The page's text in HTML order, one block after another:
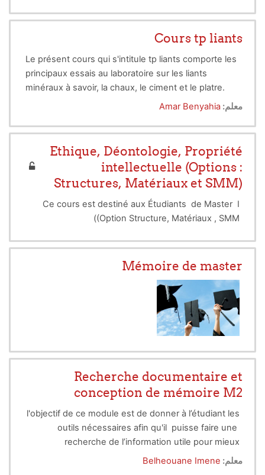
Cours tp liants
Le présent cours qui s'intitule tp liants comporte les
principaux essais au laboratoire sur les liants
minéraux à savoir, la chaux, le ciment et le platre.
معلم: Amar Benyahia
Ethique, Déontologie, Propriété
intellectuelle (Options :
Structures, Matériaux et SMM)
Ce cours est destiné aux Étudiants de Master I
(Option Structure, Matériaux , SMM)
Mémoire de master
Recherche documentaire et
conception de mémoire M2
l'objectif de ce module est de donner à l’étudiant les
outils nécessaires afin qu'il puisse faire une
recherche de l’information utile pour mieux
l’exploitée dans son projet de fin d’études. L’aider à
معلم: Belheouane Imene